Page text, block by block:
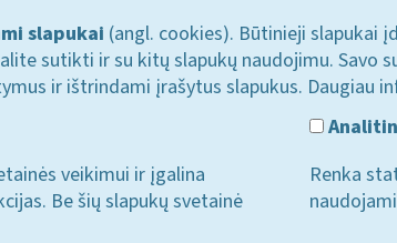
slapukai (angl. cookies). Būtinieji slapukai
sutikti ir su kitų slapukų naudojimu. Savo
ir ištrindami įrašytus slapukus. Daugiau
veikimui ir įgalina
Be šių slapukų svetainė
Renka